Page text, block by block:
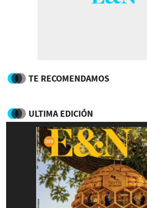
TE RECOMENDAMOS
ULTIMA EDICIÓN